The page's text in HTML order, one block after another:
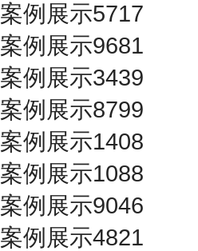
案例展示5717
案例展示9681
案例展示3439
案例展示8799
案例展示1408
案例展示1088
案例展示9046
案例展示4821